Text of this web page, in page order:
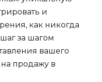
и
как никогда
за шагом
вашего
продажу в